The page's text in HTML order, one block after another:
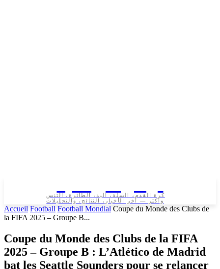
كرة القدم، السلة، اليد، الطائرة، التنس
وأكثر — آخر الأخبار، النتائج، والتحليلات
Accueil Football Football Mondial Coupe du Monde des Clubs de
la FIFA 2025 – Groupe B...
Coupe du Monde des Clubs de la FIFA
2025 – Groupe B : L’Atlético de Madrid
bat les Seattle Sounders pour se relancer